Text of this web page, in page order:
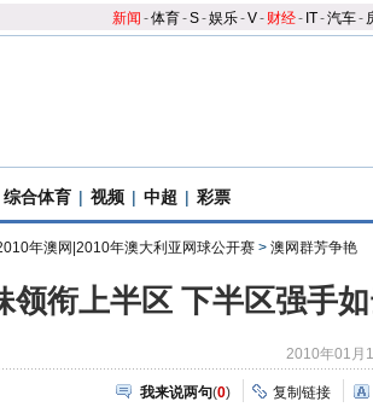
新闻 -体育-S-娱乐-V- 财经- IT-汽车-
综合体育 | 视频 | 中超 | 彩票
年澳网|2010年澳大利亚网球公开赛 > 澳网群芳争艳
领衔上半区 下半区强手
2010年01月
我来说两句(0) 复制链接